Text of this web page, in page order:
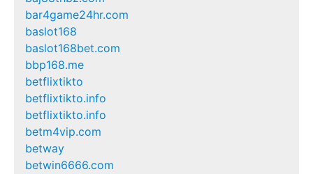
bar4game24hr.com
baslot168
baslot168bet.com
bbp168.me
betflixtikto
betflixtikto.info
betflixtikto.info
betm4vip.com
betway
betwin6666.com